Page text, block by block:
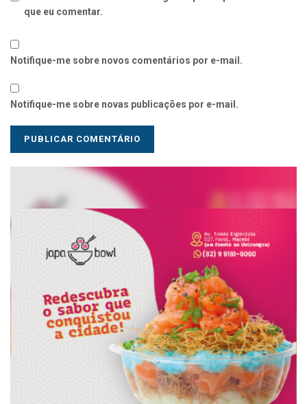
que eu comentar.
Notifique-me sobre novos comentários por e-mail.
Notifique-me sobre novas publicações por e-mail.